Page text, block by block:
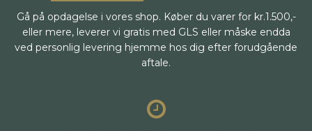
Gå på opdagelse i vores shop. Køber du varer for kr.1.500,-
eller mere, leverer vi gratis med GLS eller måske endda
ved personlig levering hjemme hos dig efter forudgående
aftale.